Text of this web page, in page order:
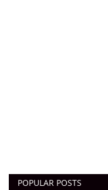
POPULAR POSTS